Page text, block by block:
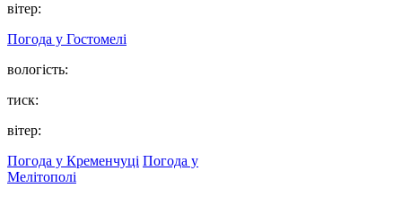
вітер:
Погода у Гостомелі
вологість:
тиск:
вітер:
Погода у Кременчуці Погода у
Мелітополі